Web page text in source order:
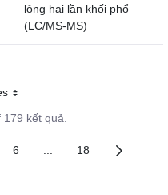
lỏng hai lần khối phổ
(LC/MS-MS)
trang
kết quả.
trên cổng
trang trên cổng
Các trang trên cổng
6 Các trang trung gian
Các trang trên
18